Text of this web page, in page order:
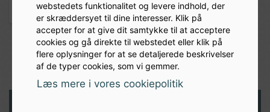
webstedets funktionalitet og levere indhold, der
er skræddersyet til dine interesser. Klik på
accepter for at give dit samtykke til at acceptere
cookies og gå direkte til webstedet eller klik på
flere oplysninger for at se detaljerede beskrivelser
af de typer cookies, som vi gemmer.
Læs mere i vores cookiepolitik